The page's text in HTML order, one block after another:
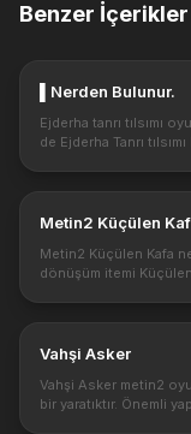
Benzer İçerikler
▌Nerden Bulunur.
Ejderha tanrı tılsımı
de Ejderha Tanrı
Metin2 Küçülen
Metin2 Küçülen Kafa
dönüşüm itemi
Vahşi Asker
Vahşi Asker metin2
bir yaratıktır. Önemli